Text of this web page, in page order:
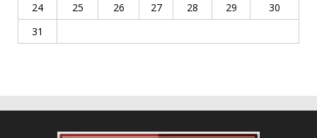
24
25 26 27 28 29
30
31